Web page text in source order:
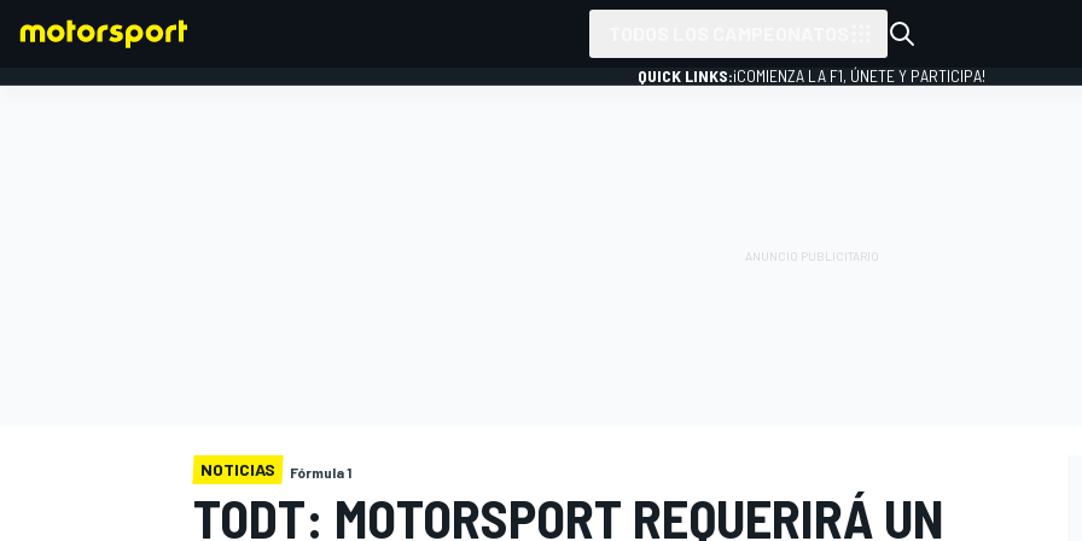
QUICK LINKS:¡COMIENZA LA F1, ÚNETE Y PARTICIPA!
NOTICIAS Fórmula 1
TODT: MOTORSPORT REQUERIRÁ UN